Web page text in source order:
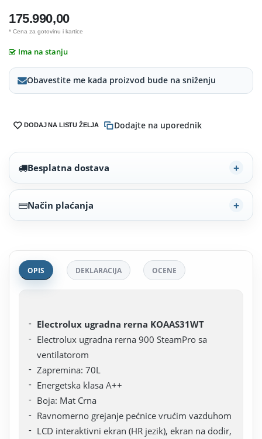
175.990,00
* Cena za gotovinu i kartice
Ima na stanju
Obavestite me kada proizvod bude na sniženju
DODAJ NA LISTU ŽELJA Dodajte na uporednik
Besplatna dostava
Način plaćanja
OPIS DEKLARACIJA OCENE
Electrolux ugradna rerna KOAAS31WT
Electrolux ugradna rerna 900 SteamPro sa
ventilatorom
Zapremina: 70L
Energetska klasa A++
Boja: Mat Crna
Ravnomerno grejanje pećnice vrućim vazduhom
LCD interaktivni ekran (HR jezik), ekran na dodir,